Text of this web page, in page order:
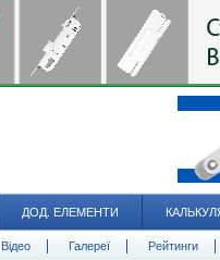
ДОД. ЕЛЕМЕНТИ
Відео Галереї Рейтинги